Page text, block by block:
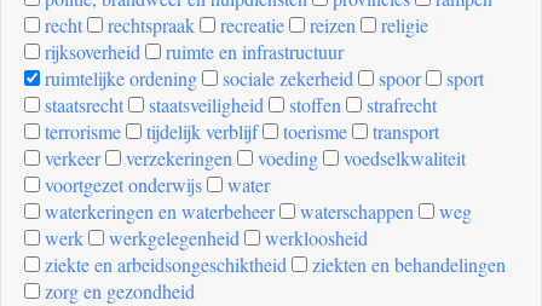
recht
rechtspraak recreatie reizen
religie
rijksoverheid
ruimte en infrastructuur
ruimtelijke ordening
sociale zekerheid spoor
sport
staatsrecht
staatsveiligheid stoffen
strafrecht
terrorisme
tijdelijk verblijf toerisme
transport
verkeer
verzekeringen voeding
voedselkwaliteit
voortgezet onderwijs
water
waterkeringen en waterbeheer
waterschappen
weg
werk
werkgelegenheid
werkloosheid
ziekte en arbeidsongeschiktheid
ziekten en behandelingen
zorg en gezondheid